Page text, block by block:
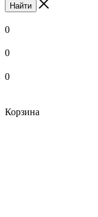
Найти
0
0
0
Корзина